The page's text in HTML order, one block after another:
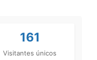
161
Visitantes únicos